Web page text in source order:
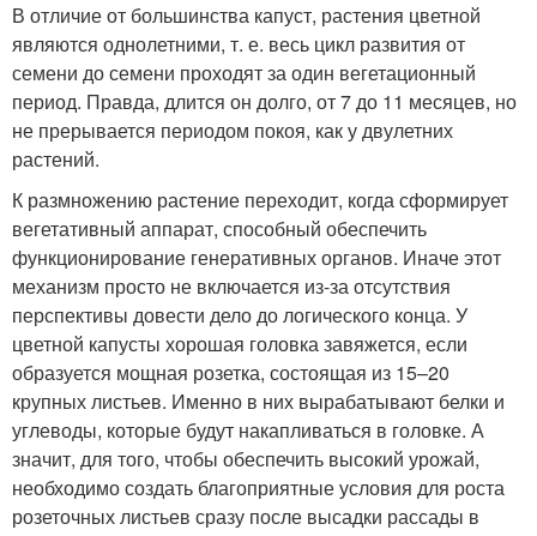
В отличие от большинства капуст, растения цветной
являются однолетними, т. е. весь цикл развития от
семени до семени проходят за один вегетационный
период. Правда, длится он долго, от 7 до 11 месяцев, но
не прерывается периодом покоя, как у двулетних
растений.
К размножению растение переходит, когда сформирует
вегетативный аппарат, способный обеспечить
функционирование генеративных органов. Иначе этот
механизм просто не включается из-за отсутствия
перспективы довести дело до логического конца. У
цветной капусты хорошая головка завяжется, если
образуется мощная розетка, состоящая из 15–20
крупных листьев. Именно в них вырабатывают белки и
углеводы, которые будут накапливаться в головке. А
значит, для того, чтобы обеспечить высокий урожай,
необходимо создать благоприятные условия для роста
розеточных листьев сразу после высадки рассады в